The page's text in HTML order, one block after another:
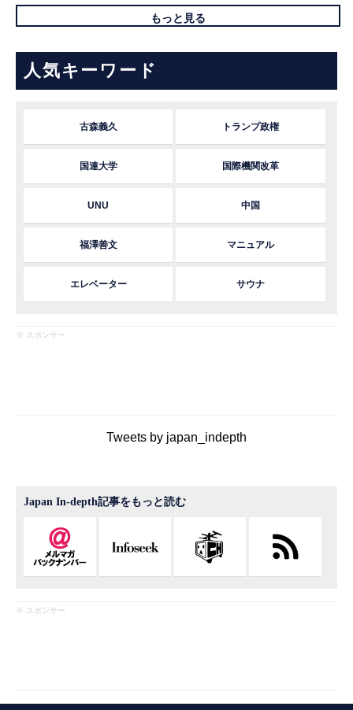
もっと見る
人気キーワード
古森義久 トランプ政権
国連大学 国際機関改革
UNU 中国
福澤善文 マニュアル
エレベーター サウナ
※ スポンサー
Tweets by japan_indepth
Japan In-depth記事をもっと読む
※ スポンサー